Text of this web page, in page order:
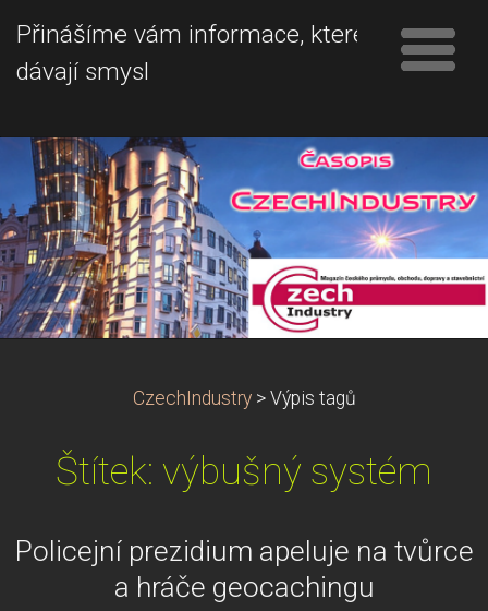
Přinášíme vám informace, které
dávají smysl
CzechIndustry > Výpis tagů
Štítek: výbušný systém
Policejní prezidium apeluje na tvůrce
a hráče geocachingu